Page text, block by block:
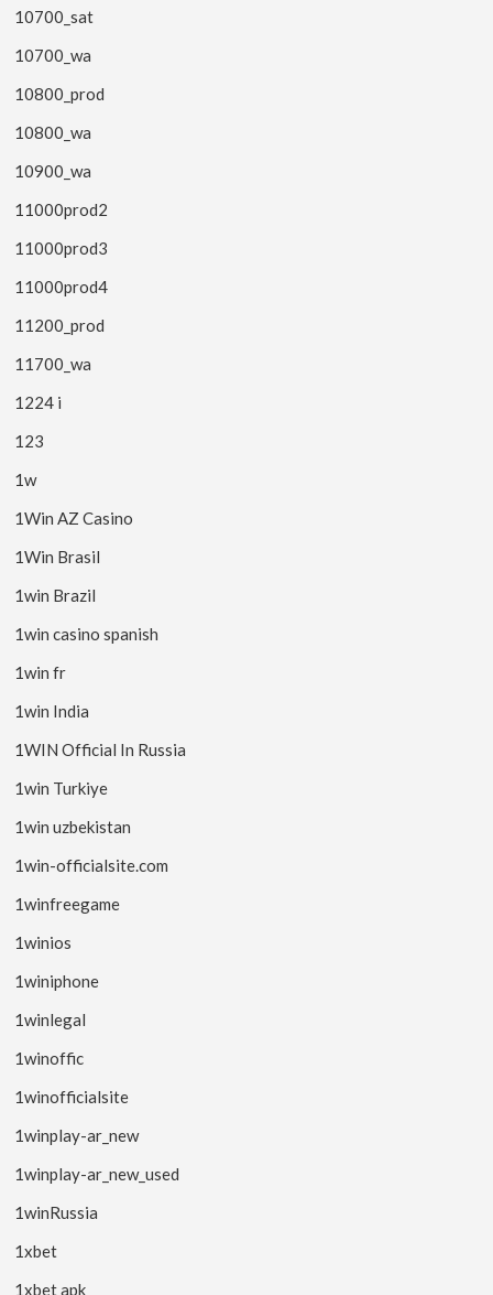
10700_sat
10700_wa
10800_prod
10800_wa
10900_wa
11000prod2
11000prod3
11000prod4
11200_prod
11700_wa
1224 i
123
1w
1Win AZ Casino
1Win Brasil
1win Brazil
1win casino spanish
1win fr
1win India
1WIN Official In Russia
1win Turkiye
1win uzbekistan
1win-officialsite.com
1winfreegame
1winios
1winiphone
1winlegal
1winoffic
1winofficialsite
1winplay-ar_new
1winplay-ar_new_used
1winRussia
1xbet
1xbet apk